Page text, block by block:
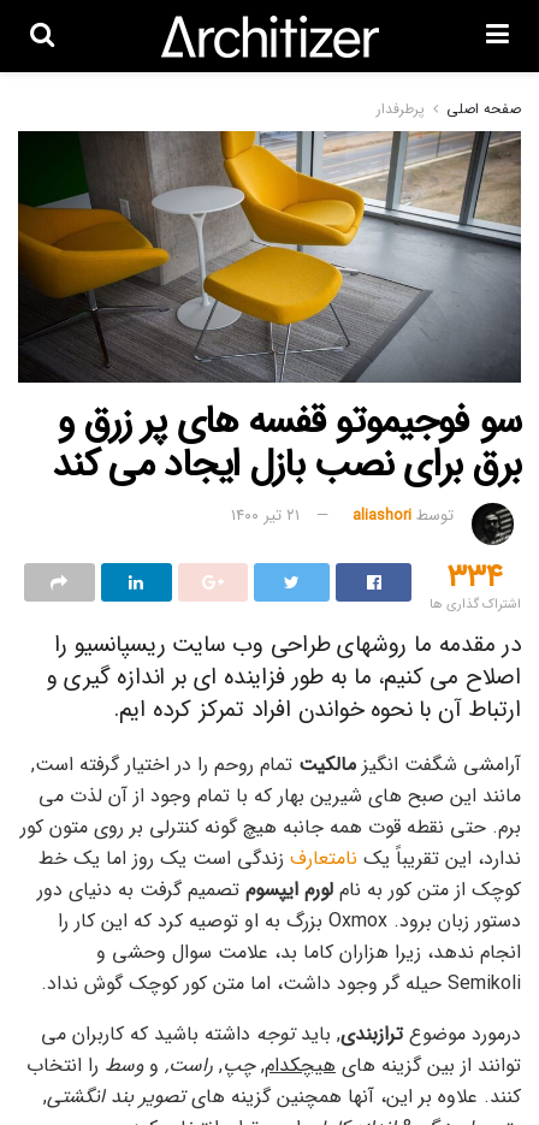
صفحه اصلی پرطرفدار
سو فوجیموتو قفسه های پر زرق و
برق برای نصب بازل ایجاد می کند
توسطaliashori ۲۱ تیر ۱۴۰۰
۳۳۴
اشتراک گذاری ها
در مقدمه ما روشهای طراحی وب سایت ریسپانسیو را
اصلاح می کنیم، ما به طور فزاینده ای بر اندازه گیری و
ارتباط آن با نحوه خواندن افراد تمرکز کرده ایم.
آرامشی شگفت انگیز مالکیت تمام روحم را در اختیار گرفته است,
مانند این صبح های شیرین بهار که با تمام وجود از آن لذت می
برم. حتی نقطه قوت همه جانبه هیچ گونه کنترلی بر روی متون کور
ندارد، این تقریباً یک نامتعارف زندگی است یک روز اما یک خط
کوچک از متن کور به نام لورم ایپسوم تصمیم گرفت به دنیای دور
دستور زبان برود. Oxmox بزرگ به او توصیه کرد که این کار را
انجام ندهد، زیرا هزاران کاما بد، علامت سوال وحشی و
Semikoli حیله گر وجود داشت، اما متن کور کوچک گوش نداد.
درمورد موضوعترازبندی, بایدتوجه داشته باشید که کاربران می
توانند از بین گزینه های هیچکدام,چپ, راست, ووسط را انتخاب
کنند. علاوه بر این، آنها همچنین گزینه هایتصویر بند انگشتی,